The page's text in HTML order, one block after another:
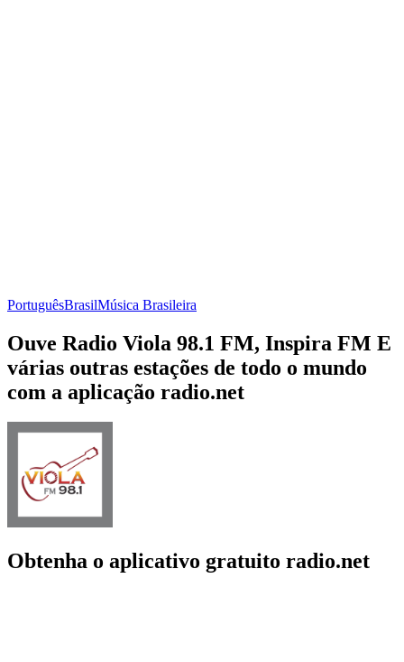
PortuguêsBrasilMúsica Brasileira
Ouve Radio Viola 98.1 FM, Inspira FM E
várias outras estações de todo o mundo
com a aplicação radio.net
Obtenha o aplicativo gratuito radio.net